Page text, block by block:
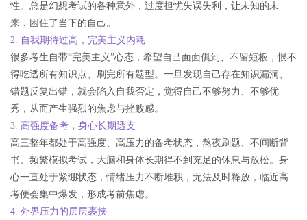
性。总是幻想考试的各种意外，过度担忧失误失利，让未知的未
来，困住了当下的自己。
2. 自我期待过高，完美主义内耗
很多考生自带“完美主义”心态，希望自己面面俱到、不留短板，恨不
得吃透所有知识点、刷完所有题型。一旦发现自己存在知识漏洞、
错题反复出错，就会陷入自我否定，觉得自己不够努力、不够优
秀，从而产生强烈的焦虑与挫败感。
3. 高强度备考，身心长期透支
高三整年都处于高强度、高压力的备考状态，熬夜刷题、不间断背
书、频繁模拟考试，大脑和身体长期得不到充足的休息与放松。身
心一直处于紧绷状态，情绪压力不断堆积，无法及时释放，临近高
考便会集中爆发，形成考前焦虑。
4. 外界压力的层层裹挟